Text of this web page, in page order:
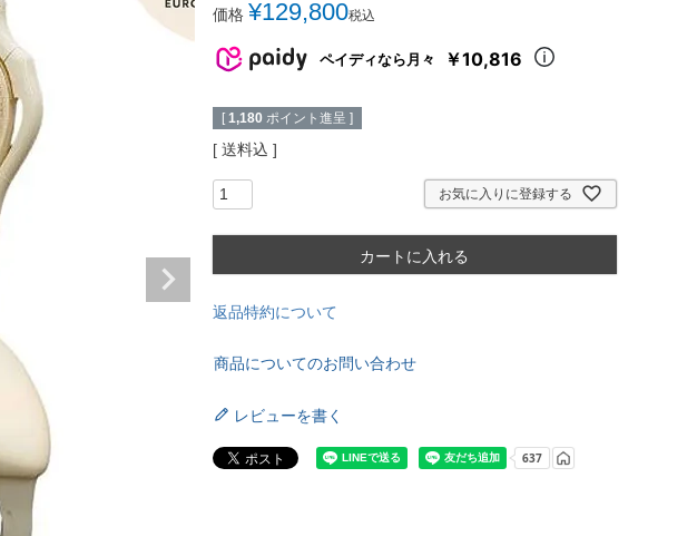
価格 ¥129,800税込
ペイディなら月々 ￥10,816
[ 1,180 ポイント進呈 ]
送料込
お気に入りに登録する
カートに入れる
返品特約について
商品についてのお問い合わせ
レビューを書く